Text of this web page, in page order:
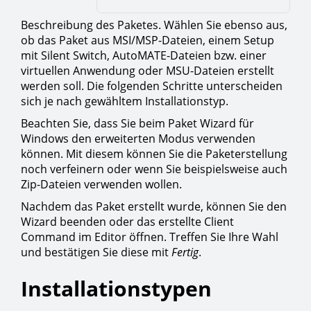
Beschreibung des Paketes. Wählen Sie ebenso aus,
ob das Paket aus MSI/MSP-Dateien, einem Setup
mit Silent Switch, AutoMATE-Dateien bzw. einer
virtuellen Anwendung oder MSU-Dateien erstellt
werden soll. Die folgenden Schritte unterscheiden
sich je nach gewähltem Installationstyp.
Beachten Sie, dass Sie beim Paket Wizard für
Windows den erweiterten Modus verwenden
können. Mit diesem können Sie die Paketerstellung
noch verfeinern oder wenn Sie beispielsweise auch
Zip-Dateien verwenden wollen.
Nachdem das Paket erstellt wurde, können Sie den
Wizard beenden oder das erstellte Client
Command im Editor öffnen. Treffen Sie Ihre Wahl
und bestätigen Sie diese mitFertig.
Installationstypen